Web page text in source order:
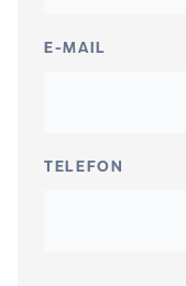
E-MAIL
TELEFON